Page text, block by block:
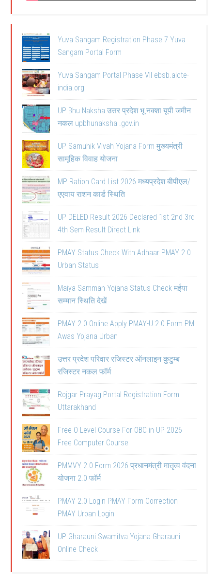
Yuva Sangam Registration Phase 7 Yuva
Sangam Portal Form
Yuva Sangam Portal Phase VII ebsb.aicte-
india.org
UP Bhu Naksha उत्तर प्रदेश भू नक्शा यूपी जमीन
नकल upbhunaksha .gov.in
UP Samuhik Vivah Yojana Form मुख्यमंत्री
सामूहिक विवाह योजना
MP Ration Card List 2026 मध्यप्रदेश बीपीएल/
एएवाय राशन कार्ड स्थिति
UP DELED Result 2026 Declared 1st 2nd 3rd
4th Sem Result Direct Link
PMAY Status Check With Adhaar PMAY 2.0
Urban Status
Maiya Samman Yojana Status Check मईया
सम्मान स्थिति देखें
PMAY 2.0 Online Apply PMAY-U 2.0 Form PM
Awas Yojana Urban
उत्तर प्रदेश परिवार रजिस्टर ऑनलाइन कुटुम्ब
रजिस्टर नकल फॉर्म
Rojgar Prayag Portal Registration Form
Uttarakhand
Free O Level Course For OBC in UP 2026
Free Computer Course
PMMVY 2.0 Form 2026 प्रधानमंत्री मातृत्व वंदना
योजना 2.0 फॉर्म
PMAY 2.0 Login PMAY Form Correction
PMAY Urban Login
UP Gharauni Swamitva Yojana Gharauni
Online Check